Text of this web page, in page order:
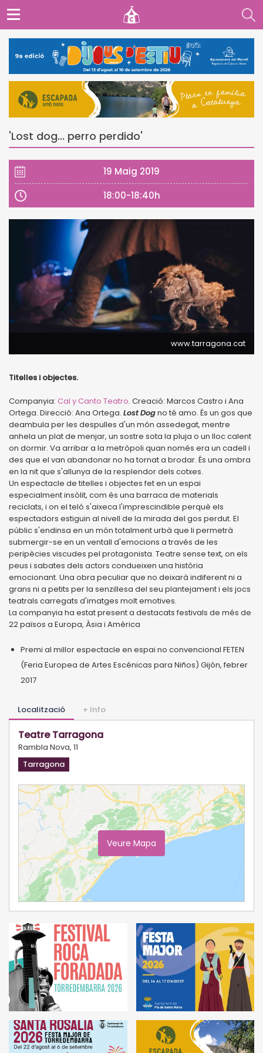
'Lost dog... perro perdido'
19 Maig 2019
18:00-18:40h
www.tarragona.cat
Titelles i objectes.
Companyia: Cal y Canto Teatro. Creació: Marcos Castro i Ana
Ortega. Direcció: Ana Ortega. Lost Dogno té amo. És un gos que
deambula per les despulles d'un món assedegat, mentre
anhela un plat de menjar, un sostre sota la pluja o un lloc calent
on dormir. Va arribar a la metròpoli quan només era un cadell i
des que el van abandonar no ha tornat a brodar. És una ombra
en la nit que s'allunya de la resplendor dels cotxes.
Un espectacle de titelles i objectes fet en un espai
especialment insòlit, com és una barraca de materials
reciclats, i on el teló s'aixeca l'imprescindible perquè els
espectadors estiguin al nivell de la mirada del gos perdut. El
públic s'endinsa en un món totalment urbà que li permetrà
submergir-se en un ventall d'emocions a través de les
peripècies viscudes pel protagonista. Teatre sense text, on els
peus i sabates dels actors condueixen una història
emocionant. Una obra peculiar que no deixarà indiferent ni a
grans ni a petits per la senzillesa del seu plantejament i els jocs
teatrals carregats d'imatges molt emotives.
La companyia ha estat present a destacats festivals de més de
22 països a Europa, Àsia i Amèrica
Premi al millor espectacle en espai no convencional FETEN
(Feria Europea de Artes Escénicas para Niños) Gijón, febrer
2017
Localització + Info
Teatre Tarragona
Rambla Nova, 11
Tarragona
Veure Mapa